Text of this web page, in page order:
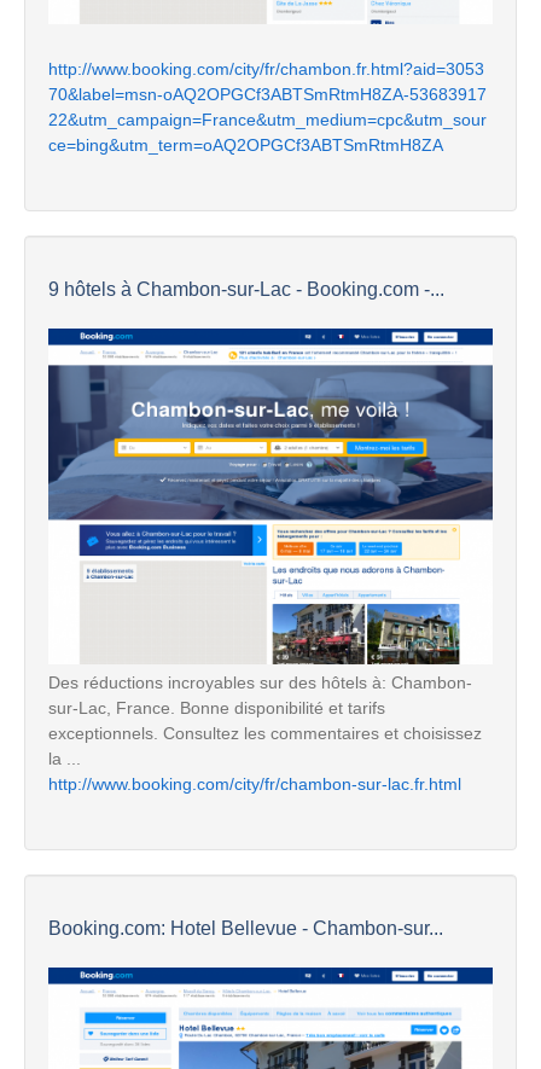
http://www.booking.com/city/fr/chambon.fr.html?aid=3053
70&label=msn-oAQ2OPGCf3ABTSmRtmH8ZA-53683917
22&utm_campaign=France&utm_medium=cpc&utm_sour
ce=bing&utm_term=oAQ2OPGCf3ABTSmRtmH8ZA
9 hôtels à Chambon-sur-Lac - Booking.com -...
Des réductions incroyables sur des hôtels à: Chambon-
sur-Lac, France. Bonne disponibilité et tarifs
exceptionnels. Consultez les commentaires et choisissez
la ...
http://www.booking.com/city/fr/chambon-sur-lac.fr.html
Booking.com: Hotel Bellevue - Chambon-sur...